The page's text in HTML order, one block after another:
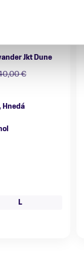
Jkt Dune
€
Hnedá
L